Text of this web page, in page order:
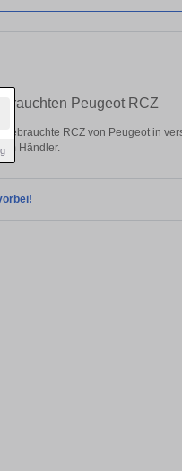
Peugeot RCZ
RCZ von Peugeot in
Händler.